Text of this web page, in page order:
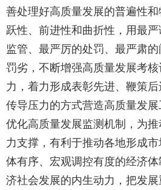
善处理好高质量发展的普遍性
跃性、前进性和曲折性，用最
监管、最严厉的处罚、最严肃
罚劣，不断增强高质量发展考
力，着力形成表彰先进、鞭策
传导压力的方式营造高质量发
优化高质量发展监测机制，为
力支撑，有利于推动各地形成
体有序、宏观调控有度的经济
济社会发展的内生动力，把发